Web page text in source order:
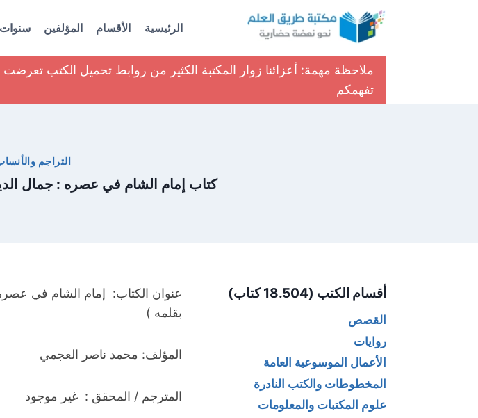
الرئيسية الأقسام المؤلفين سنوات
ملاحظة مهمة: أعزائنا زوار المكتبة الكثير من روابط تحميل الكتب
تفهمكم
التراجم
كتاب إمام الشام في عصره : جمال
عنوان الكتاب: إمام الشام في
بقلمه )
المؤلف: محمد ناصر العجمي
المترجم / المحقق : غير موجود
أقسام الكتب (18.504 كتاب)
القصص
روايات
الأعمال الموسوعية العامة
المخطوطات والكتب النادرة
علوم المكتبات والمعلومات